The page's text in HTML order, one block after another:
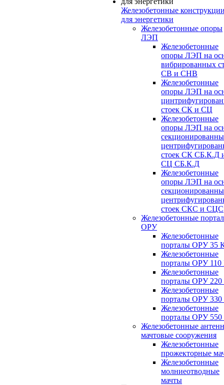
Железобетонные
для энергетики
Железобетонные опоры
ЛЭП
Железобетонные
опоры ЛЭП на
вибрированных
СВ и СНВ
Железобетонные
опоры ЛЭП на
стоек СК и СЦ
Железобетонные
опоры ЛЭП на
стоек СК СБ.К.Д
СЦ СБ.К.Д
Железобетонные
опоры ЛЭП на
стоек СКС и СЦС
Железобетонные
ОРУ
Железобетонные
порталы ОРУ 35
Железобетонные
порталы ОРУ
Железобетонные
порталы ОРУ
Железобетонные
порталы ОРУ
Железобетонные
порталы ОРУ
Железобетонные
мачтовые сооружения
Железобетонные
прожекторные
Железобетонные
молниеотводные
мачты